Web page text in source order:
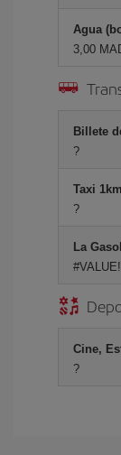
Agua
3,00
Billete
?
Taxi
?
La
#VALUE!
Cine,
?